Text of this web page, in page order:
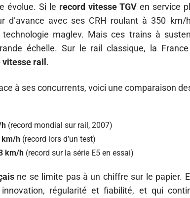
évolue. Si le record vitesse TGV en service
d’avance avec ses CRH roulant à 350
maglev. Mais ces trains à
échelle. Sur le rail classique, la
vitesse rail .
à ses concurrents, voici une comparaison
(record mondial sur rail, 2007)
km/h (record lors d’un test)
km/h (record sur la série E5 en essai)
ne se limite pas à un chiffre sur le papier.
régularité et fiabilité, et qui